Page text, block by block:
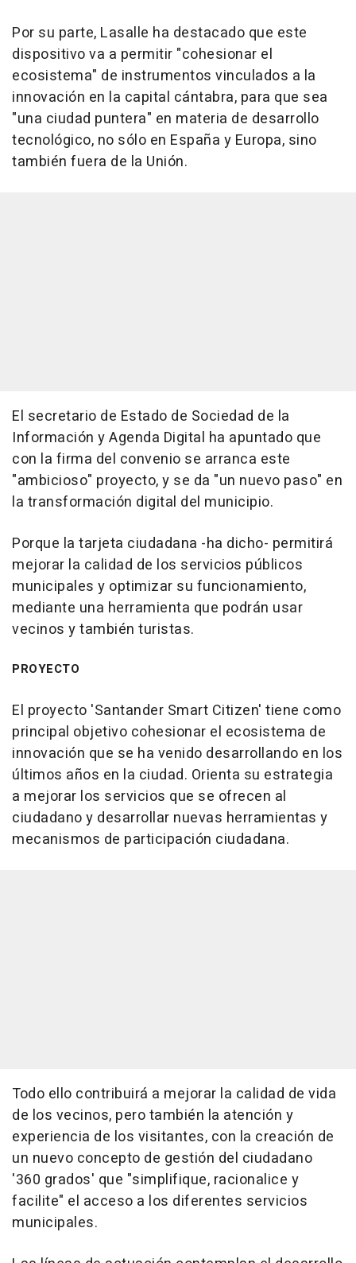
Por su parte, Lasalle ha destacado que este
dispositivo va a permitir "cohesionar el
ecosistema" de instrumentos vinculados a la
innovación en la capital cántabra, para que sea
"una ciudad puntera" en materia de desarrollo
tecnológico, no sólo en España y Europa, sino
también fuera de la Unión.
El secretario de Estado de Sociedad de la
Información y Agenda Digital ha apuntado que
con la firma del convenio se arranca este
"ambicioso" proyecto, y se da "un nuevo paso" en
la transformación digital del municipio.
Porque la tarjeta ciudadana -ha dicho- permitirá
mejorar la calidad de los servicios públicos
municipales y optimizar su funcionamiento,
mediante una herramienta que podrán usar
vecinos y también turistas.
PROYECTO
El proyecto 'Santander Smart Citizen' tiene como
principal objetivo cohesionar el ecosistema de
innovación que se ha venido desarrollando en los
últimos años en la ciudad. Orienta su estrategia
a mejorar los servicios que se ofrecen al
ciudadano y desarrollar nuevas herramientas y
mecanismos de participación ciudadana.
Todo ello contribuirá a mejorar la calidad de vida
de los vecinos, pero también la atención y
experiencia de los visitantes, con la creación de
un nuevo concepto de gestión del ciudadano
'360 grados' que "simplifique, racionalice y
facilite" el acceso a los diferentes servicios
municipales.